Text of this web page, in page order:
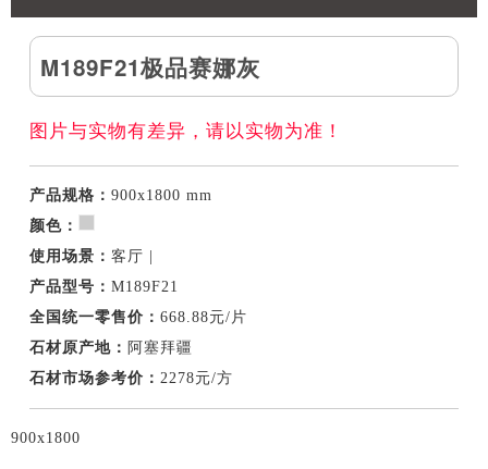
M189F21极品赛娜灰
图片与实物有差异，请以实物为准！
产品规格：900x1800 mm
颜色：
使用场景：客厅 |
产品型号：M189F21
全国统一零售价：668.88元/片
石材原产地： 阿塞拜疆
石材市场参考价：2278元/方
900x1800